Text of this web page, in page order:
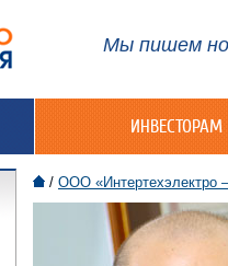
Мы пишем
ИНВЕСТОРАМ
/ ООО «Интертехэлектро